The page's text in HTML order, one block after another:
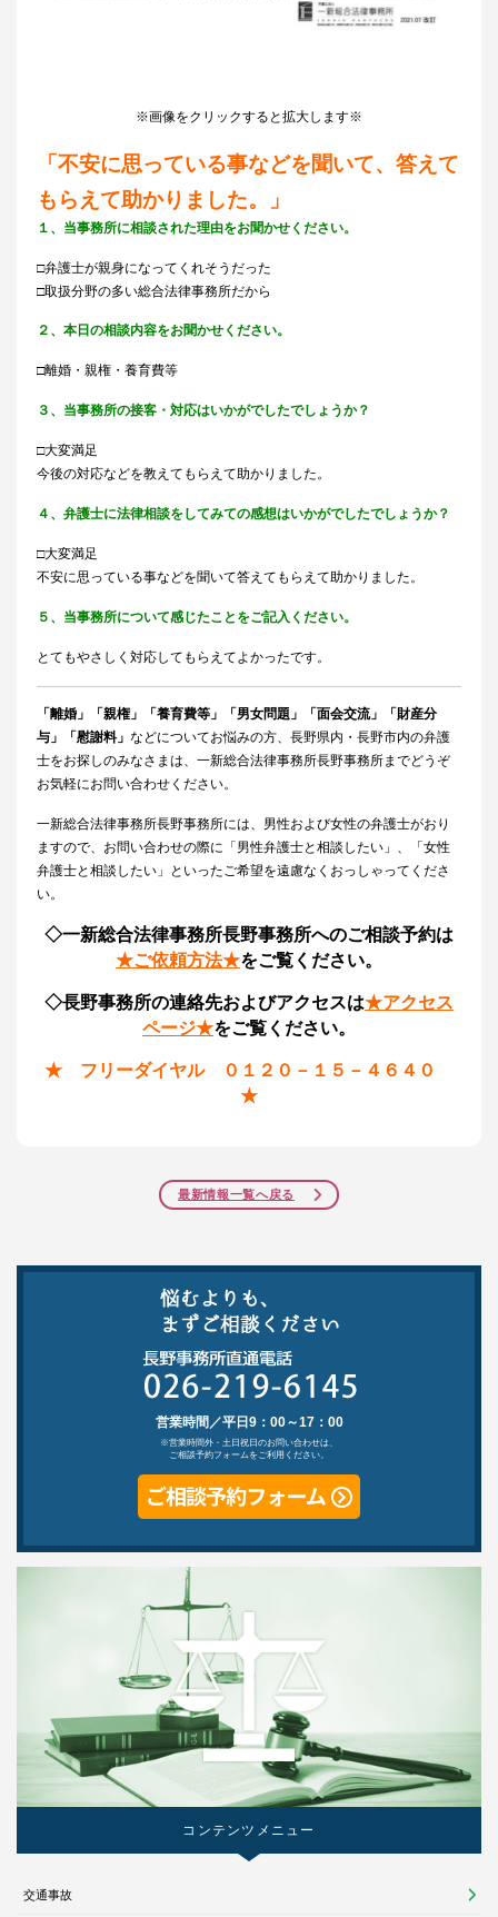
※画像をクリックすると拡大します※
「不安に思っている事などを聞いて、答えて
もらえて助かりました。」
１、当事務所に相談された理由をお聞かせください。
□弁護士が親身になってくれそうだった
□取扱分野の多い総合法律事務所だから
２、本日の相談内容をお聞かせください。
□離婚・親権・養育費等
３、当事務所の接客・対応はいかがでしたでしょうか？
□大変満足
今後の対応などを教えてもらえて助かりました。
４、弁護士に法律相談をしてみての感想はいかがでしたでしょうか？
□大変満足
不安に思っている事などを聞いて答えてもらえて助かりました。
５、当事務所について感じたことをご記入ください。
とてもやさしく対応してもらえてよかったです。
「離婚」「親権」「養育費等」「男女問題」「面会交流」「財産分
与」「慰謝料」 などについてお悩みの方、長野県内・長野市内の弁護
士をお探しのみなさまは、一新総合法律事務所長野事務所までどうぞ
お気軽にお問い合わせください。
一新総合法律事務所長野事務所には、男性および女性の弁護士がおり
ますので、お問い合わせの際に「男性弁護士と相談したい」、「女性
弁護士と相談したい」といったご希望を遠慮なくおっしゃってくださ
い。
◇一新総合法律事務所長野事務所へのご相談予約は
★ご依頼方法★をご覧ください。
◇長野事務所の連絡先およびアクセスは★アクセス
ページ★をご覧ください。
★ フリーダイヤル ０１２０－１５－４６４０
★
最新情報一覧へ戻る
営業時間／平日9：00～17：00
※営業時間外・土日祝日のお問い合わせは、
ご相談予約フォームをご利用ください。
コンテンツメニュー
交通事故